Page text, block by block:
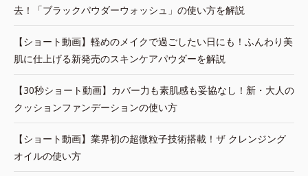
去！「ブラックパウダーウォッシュ」の使い方を解説
【ショート動画】軽めのメイクで過ごしたい日にも！ふんわり美
肌に仕上げる新発売のスキンケアパウダーを解説
【30秒ショート動画】カバー力も素肌感も妥協なし！新・大人の
クッションファンデーションの使い方
【ショート動画】業界初の超微粒子技術搭載！ザ クレンジング
オイルの使い方